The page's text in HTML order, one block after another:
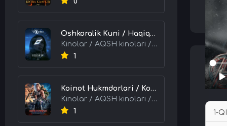
Oshkoralik Kuni / Haqiqat Oshkor Bo'lgan Kun / Sirlar Ochiladigan Kun 2026 HD Uzbek tilida Tarjima kino skachat tas-ix
Kinolar / AQSH kinolari / Tarjima kinolar
1
Koinot Hukmdorlari / Koinot Himoyachilari / Koinot Egalari 2026 HD Uzbek tilida tas-ix tarjima kino skachat
Kinolar / AQSH kinolari / Tarjima kinolar
1
1-